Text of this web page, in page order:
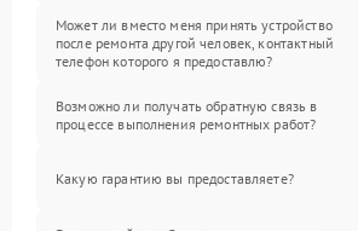
Может ли вместо меня принять устройство
после ремонта другой человек, контактный
телефон которого я предоставлю?
Возможно ли получать обратную связь в
процессе выполнения ремонтных работ?
Какую гарантию вы предоставляете?